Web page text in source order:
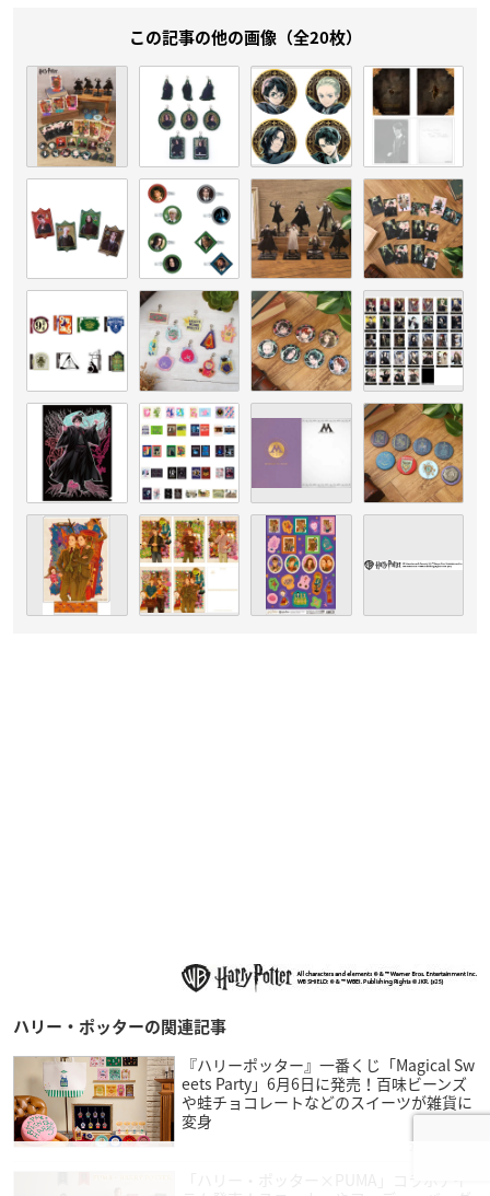
この記事の他の画像（全20枚）
ハリー・ポッターの関連記事
『ハリーポッター』一番くじ「Magical Sw
eets Party」6月6日に発売！百味ビーンズ
や蛙チョコレートなどのスイーツが雑貨に
変身